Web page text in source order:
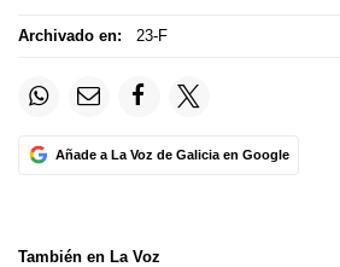
Archivado en: 23-F
Añade a La Voz de Galicia en Google
También en La Voz